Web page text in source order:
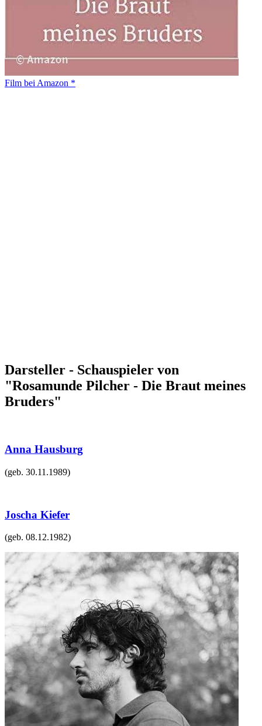
Film bei Amazon *
Darsteller - Schauspieler von
"Rosamunde Pilcher - Die Braut meines
Bruders"
Anna Hausburg
(geb. 30.11.1989)
Joscha Kiefer
(geb. 08.12.1982)